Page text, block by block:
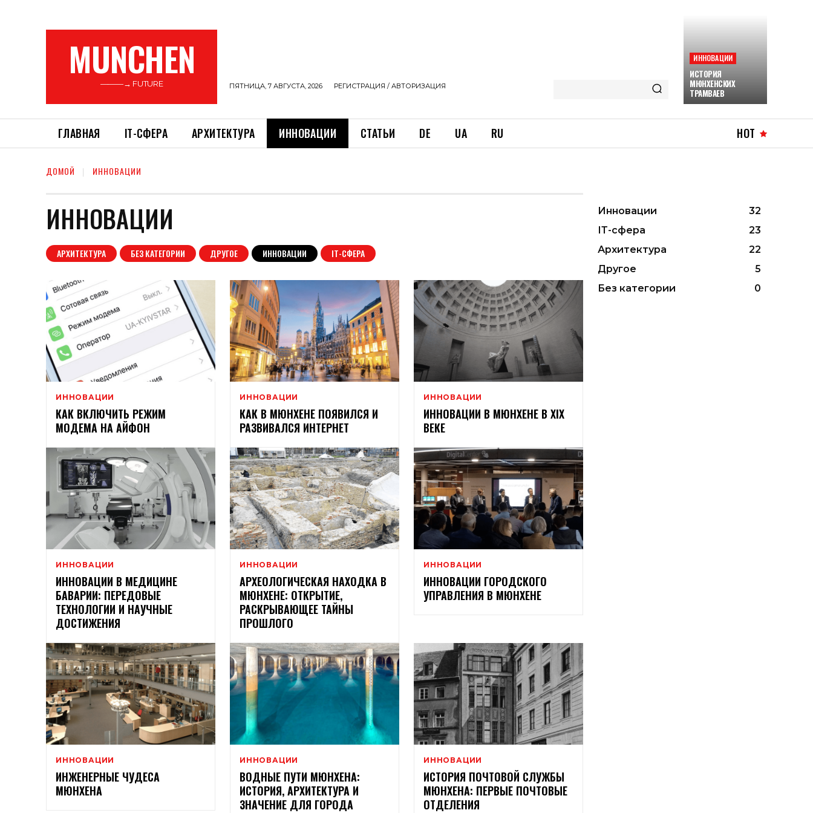
MUNCHEN
———→ FUTURE ПЯТНИЦА, 7 АВГУСТА, 2026 РЕГИСТРАЦИЯ / АВТОРИЗАЦИЯ
ИННОВАЦИИ
ИСТОРИЯ
МЮНХЕНСКИХ
ТРАМВАЕВ
ГЛАВНАЯ ІТ-СФЕРА АРХИТЕКТУРА ИННОВАЦИИ СТАТЬИ DE UA RU HOT
ДОМОЙ ИННОВАЦИИ
ИННОВАЦИИ
АРХИТЕКТУРА БЕЗ КАТЕГОРИИ ДРУГОЕ ИННОВАЦИИ ІТ-СФЕРА
ИННОВАЦИИ
КАК ВКЛЮЧИТЬ РЕЖИМ
МОДЕМА НА АЙФОН
ИННОВАЦИИ
КАК В МЮНХЕНЕ ПОЯВИЛСЯ И
РАЗВИВАЛСЯ ИНТЕРНЕТ
ИННОВАЦИИ
ИННОВАЦИИ В МЮНХЕНЕ В XIX
ВЕКЕ
ИННОВАЦИИ
ИННОВАЦИИ В МЕДИЦИНЕ
БАВАРИИ: ПЕРЕДОВЫЕ
ТЕХНОЛОГИИ И НАУЧНЫЕ
ДОСТИЖЕНИЯ
ИННОВАЦИИ
АРХЕОЛОГИЧЕСКАЯ НАХОДКА В
МЮНХЕНЕ: ОТКРЫТИЕ,
РАСКРЫВАЮЩЕЕ ТАЙНЫ
ПРОШЛОГО
ИННОВАЦИИ
ИННОВАЦИИ ГОРОДСКОГО
УПРАВЛЕНИЯ В МЮНХЕНЕ
ИННОВАЦИИ
ИНЖЕНЕРНЫЕ ЧУДЕСА
МЮНХЕНА
ИННОВАЦИИ
ВОДНЫЕ ПУТИ МЮНХЕНА:
ИСТОРИЯ, АРХИТЕКТУРА И
ЗНАЧЕНИЕ ДЛЯ ГОРОДА
ИННОВАЦИИ
ИСТОРИЯ ПОЧТОВОЙ СЛУЖБЫ
МЮНХЕНА: ПЕРВЫЕ ПОЧТОВЫЕ
ОТДЕЛЕНИЯ
Инновации
32
ІТ-сфера
23
Архитектура
22
Другое
5
Без категории
0